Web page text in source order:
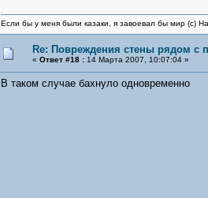
Если бы у меня были казаки, я завоевал бы мир (с)
Re: Повреждения стены рядом с
« Ответ #18 : 14 Марта 2007, 10:07:04 »
В таком случае бахнуло одновременно